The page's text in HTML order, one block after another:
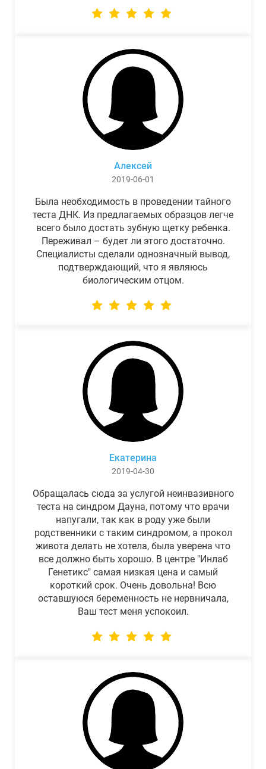
Алексей
2019-06-01
Была необходимость в проведении тайного
теста ДНК. Из предлагаемых образцов легче
всего было достать зубную щетку ребенка.
Переживал – будет ли этого достаточно.
Специалисты сделали однозначный вывод,
подтверждающий, что я являюсь
биологическим отцом.
Екатерина
2019-04-30
Обращалась сюда за услугой неинвазивного
теста на синдром Дауна, потому что врачи
напугали, так как в роду уже были
родственники с таким синдромом, а прокол
живота делать не хотела, была уверена что
все должно быть хорошо. В центре "Инлаб
Генетикс" самая низкая цена и самый
короткий срок. Очень довольна! Всю
оставшуюся беременность не нервничала,
Ваш тест меня успокоил.